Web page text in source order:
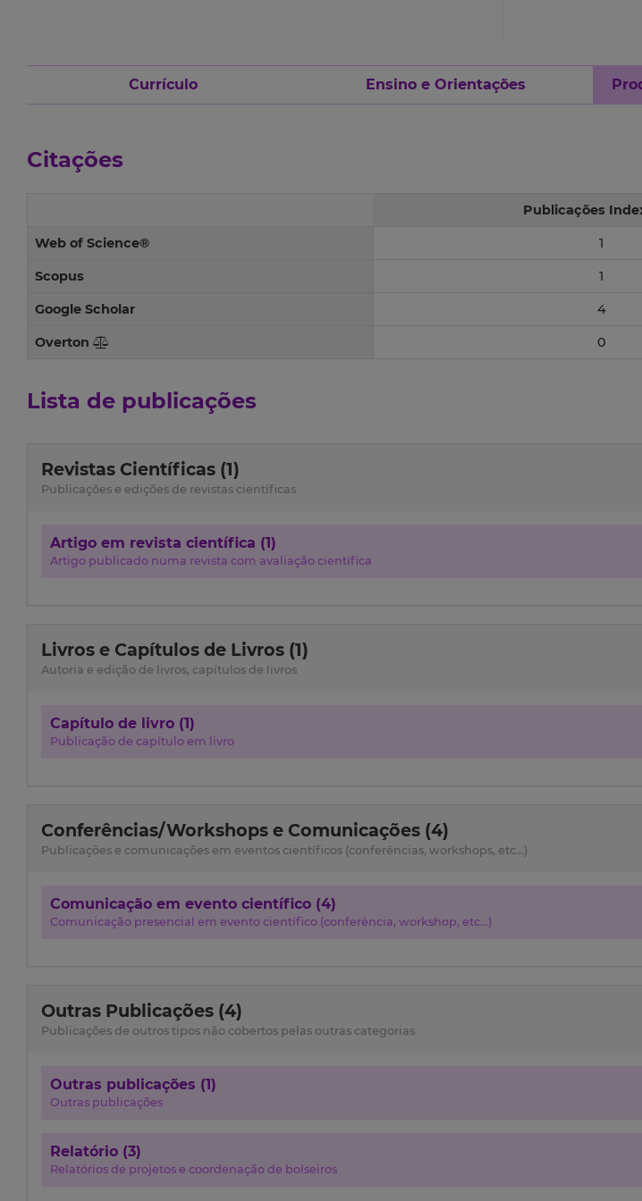
Currículo Ensino e Orientações
Citações
Publicações
Web of Science® 1
Scopus 1
Google Scholar 4
Overton 0
Lista de publicações
Revistas Científicas (1)
Publicações e edições de revistas científicas
Artigo em revista científica (1)
Artigo publicado numa revista com avaliação científica
Livros e Capítulos de Livros (1)
Autoria e edição de livros, capítulos de livros
Capítulo de livro (1)
Publicação de capítulo em livro
Conferências/Workshops e Comunicações (4)
Publicações e comunicações em eventos científicos (conferências, workshops, etc...)
Comunicação em evento científico (4)
Comunicação presencial em evento científico (conferência, workshop, etc...)
Outras Publicações (4)
Publicações de outros tipos não cobertos pelas outras categorias
Outras publicações (1)
Outras publicações
Relatório (3)
Relatórios de projetos e coordenação de bolseiros